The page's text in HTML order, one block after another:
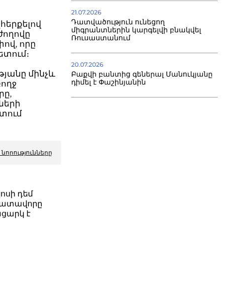
որը
մինչև
նորությունները
դեմ
է
21.07.2026
Դատվածություն ունեցող
միգրանտներին կարգելվի բնակվել
Ռուսաստանում
20.07.2026
Բաքվի բանտից գեներալ Մանուկյանը
դիմել է Փաշինյանին